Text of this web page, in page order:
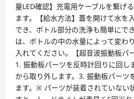
量LED確認】充電用ケーブルを繋げ
ます。【給水方法】蓋を開けて水を
でき、ボトル部分の洗浄も簡単にで
は、ボトルの中の水量によって変わ
入れてください。【超音波振動板パ
1. 振動板パーツを反時計回りに回し
から取り外します。3. 振動板パーツ
ます。※ パーツが装着されていない